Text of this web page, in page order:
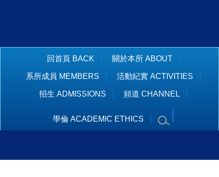
回首頁 BACK 關於本所 ABOUT
系所成員 MEMBERS 活動紀實 ACTIVITIES
招生 ADMISSIONS 頻道 CHANNEL
學倫 ACADEMIC ETHICS